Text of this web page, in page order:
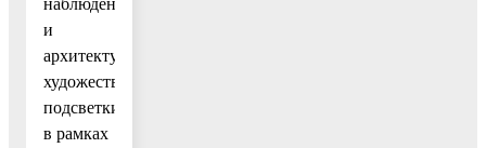
и
архитектурно-
художественной
подсветки
в рамках